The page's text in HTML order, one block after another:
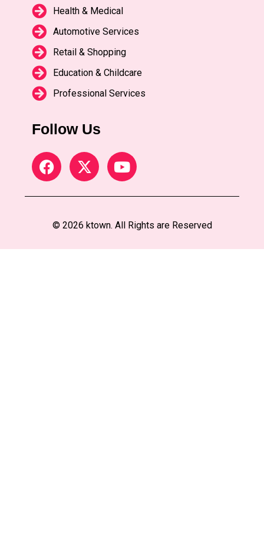
Health & Medical
Automotive Services
Retail & Shopping
Education & Childcare
Professional Services
Follow Us
© 2026 ktown. All Rights are Reserved